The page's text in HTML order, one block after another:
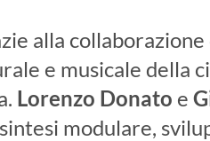
alla
e musicale della
Lorenzo Donato e
modulare,